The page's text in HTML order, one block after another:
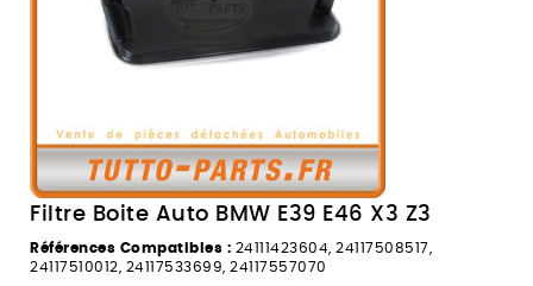
Filtre Boite Auto BMW E39 E46 X3 Z3
Références Compatibles : 24111423604, 24117508517,
24117510012, 24117533699, 24117557070